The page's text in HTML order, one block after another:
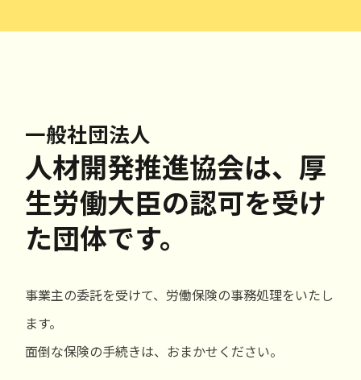
一般社団法人
人材開発推進協会は、 厚
生労働大臣の認可を受け
た団体です。
事業主の委託を受けて、労働保険の事務処理をいたし
ます。
面倒な保険の手続きは、おまかせください。